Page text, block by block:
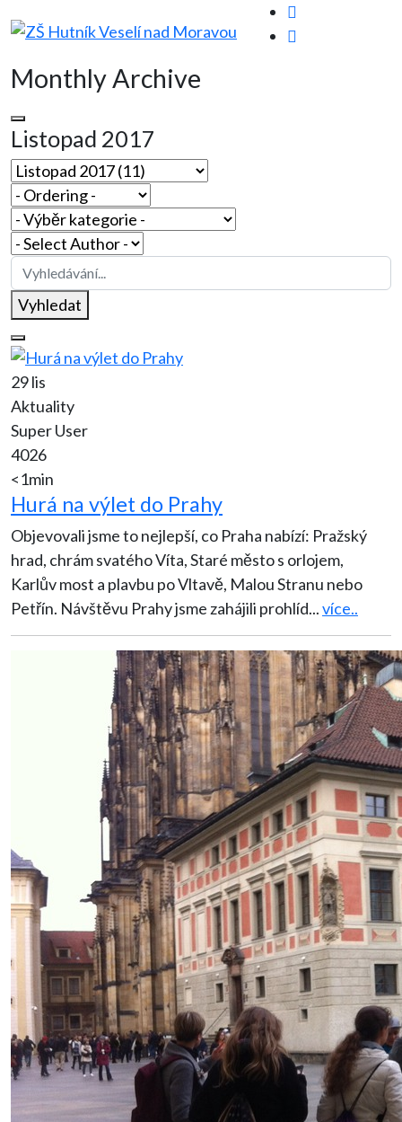
Monthly Archive
Listopad 2017
Vyhledat
29 lis
Aktuality
Super User
4026
<1min
Hurá na výlet do Prahy
Objevovali jsme to nejlepší, co Praha nabízí: Pražský
hrad, chrám svatého Víta, Staré město s orlojem,
Karlův most a plavbu po Vltavě, Malou Stranu nebo
Petřín. Návštěvu Prahy jsme zahájili prohlíd...více..